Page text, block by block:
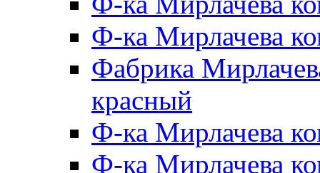
Ф-ка Мирлачева
Фабрика
красный
Ф-ка Мирлачева
Ф-ка Мирлачева